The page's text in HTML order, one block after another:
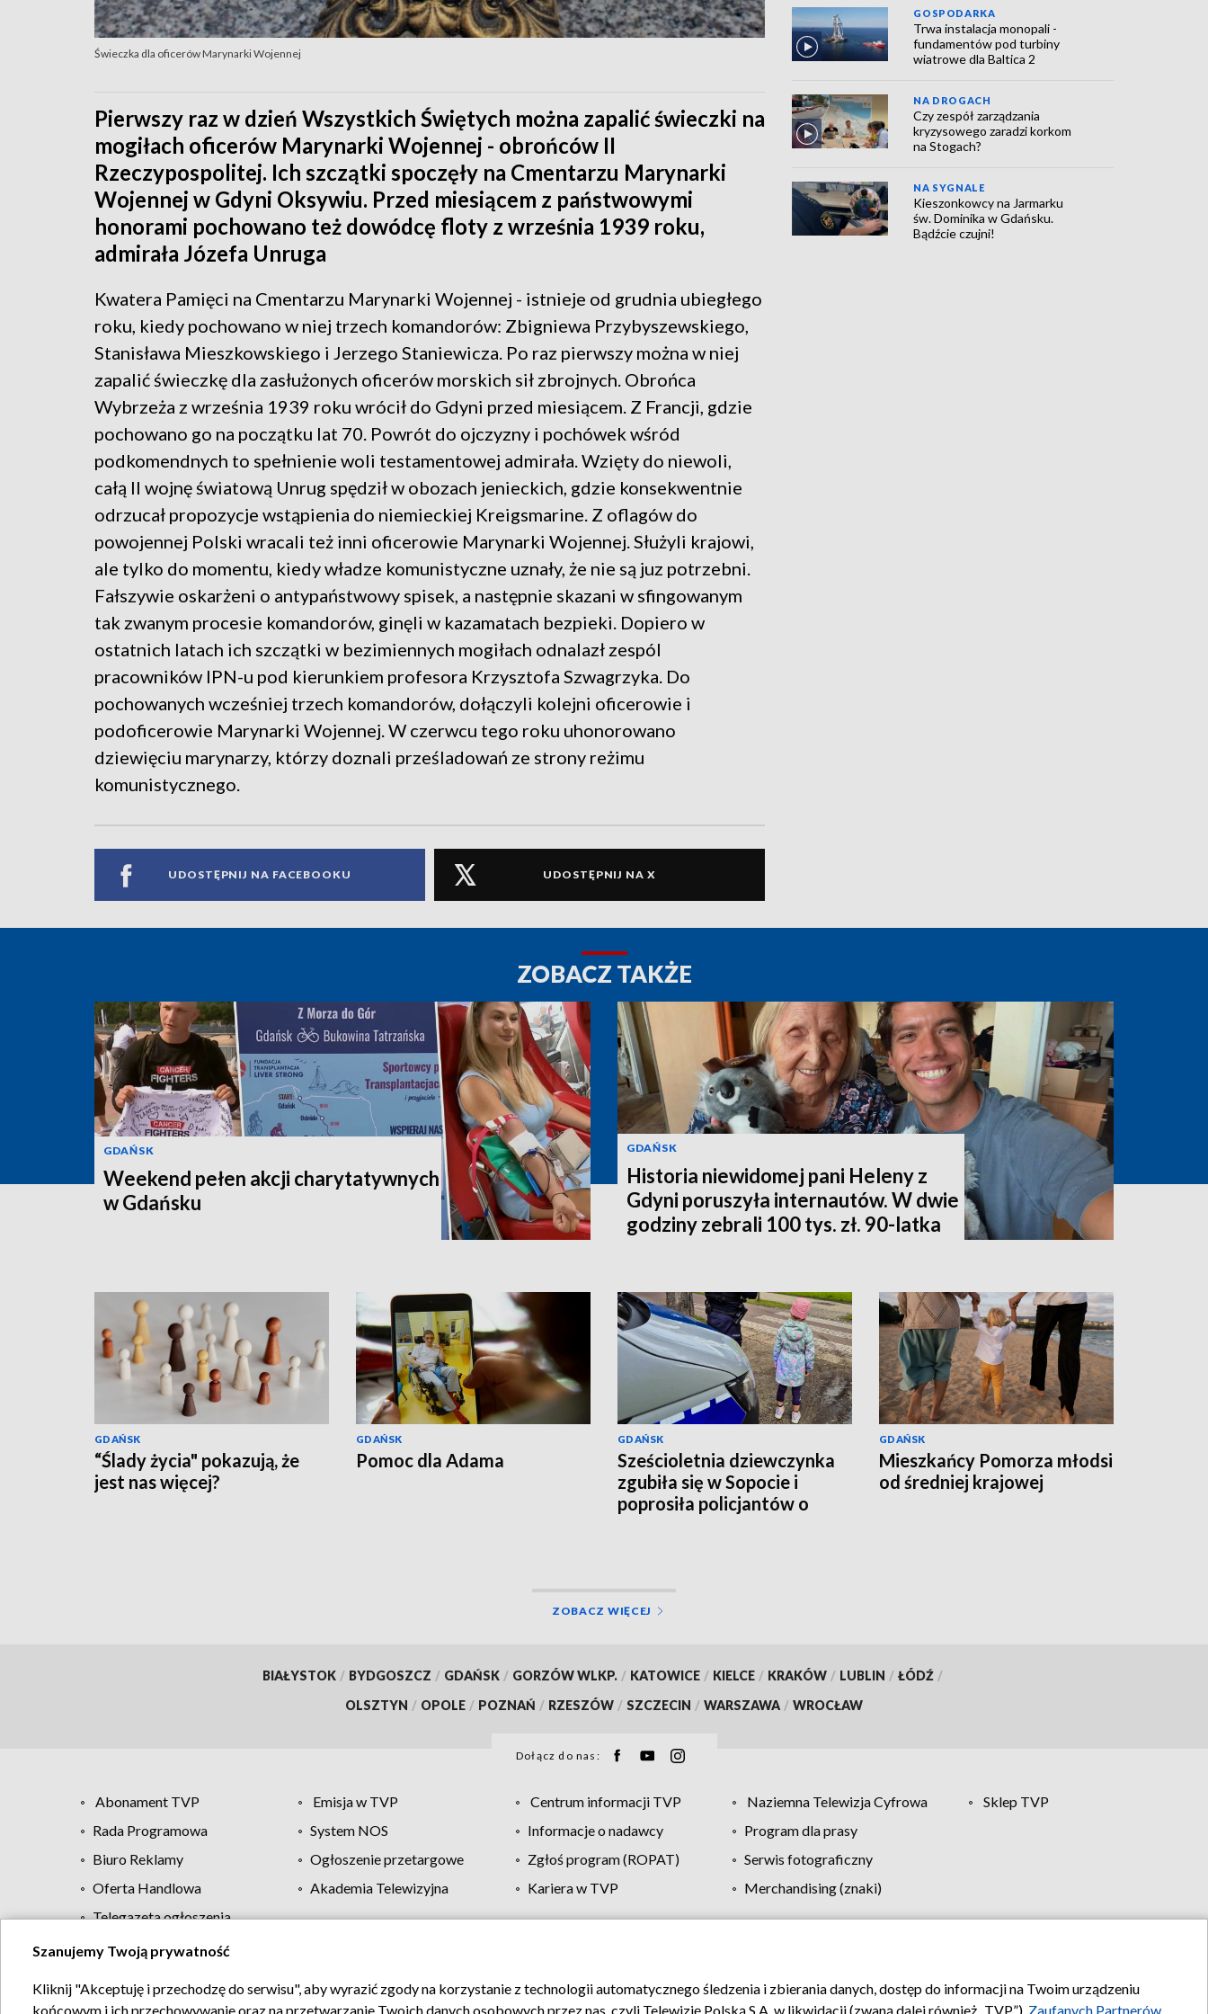
Świeczka dla oficerów Marynarki Wojennej
Pierwszy raz w dzień Wszystkich Świętych można zapalić świeczki na
mogiłach oficerów Marynarki Wojennej - obrońców II
Rzeczypospolitej. Ich szczątki spoczęły na Cmentarzu Marynarki
Wojennej w Gdyni Oksywiu. Przed miesiącem z państwowymi
honorami pochowano też dowódcę floty z września 1939 roku,
admirała Józefa Unruga
Kwatera Pamięci na Cmentarzu Marynarki Wojennej - istnieje od grudnia ubiegłego
roku, kiedy pochowano w niej trzech komandorów: Zbigniewa Przybyszewskiego,
Stanisława Mieszkowskiego i Jerzego Staniewicza. Po raz pierwszy można w niej
zapalić świeczkę dla zasłużonych oficerów morskich sił zbrojnych. Obrońca
Wybrzeża z września 1939 roku wrócił do Gdyni przed miesiącem. Z Francji, gdzie
pochowano go na początku lat 70. Powrót do ojczyzny i pochówek wśród
podkomendnych to spełnienie woli testamentowej admirała. Wzięty do niewoli,
całą II wojnę światową Unrug spędził w obozach jenieckich, gdzie konsekwentnie
odrzucał propozycje wstąpienia do niemieckiej Kreigsmarine. Z oflagów do
powojennej Polski wracali też inni oficerowie Marynarki Wojennej. Służyli krajowi,
ale tylko do momentu, kiedy władze komunistyczne uznały, że nie są juz potrzebni.
Fałszywie oskarżeni o antypaństwowy spisek, a następnie skazani w sfingowanym
tak zwanym procesie komandorów, ginęli w kazamatach bezpieki. Dopiero w
ostatnich latach ich szczątki w bezimiennych mogiłach odnalazł zespól
pracowników IPN-u pod kierunkiem profesora Krzysztofa Szwagrzyka. Do
pochowanych wcześniej trzech komandorów, dołączyli kolejni oficerowie i
podoficerowie Marynarki Wojennej. W czerwcu tego roku uhonorowano
dziewięciu marynarzy, którzy doznali prześladowań ze strony reżimu
komunistycznego.
UDOSTĘPNIJ NA FACEBOOKU UDOSTĘPNIJ NA X
GOSPODARKA
Trwa instalacja monopali -
fundamentów pod turbiny
wiatrowe dla Baltica 2
NA DROGACH
Czy zespół zarządzania
kryzysowego zaradzi korkom
na Stogach?
NA SYGNALE
Kieszonkowcy na Jarmarku
św. Dominika w Gdańsku.
Bądźcie czujni!
ZOBACZ TAKŻE
GDAŃSK
Weekend pełen akcji charytatywnych
w Gdańsku
GDAŃSK
Historia niewidomej pani Heleny z
Gdyni poruszyła internautów. W dwie
godziny zebrali 100 tys. zł. 90-latka
GDAŃSK
“Ślady życia" pokazują, że
jest nas więcej?
GDAŃSK
Pomoc dla Adama
GDAŃSK
Sześcioletnia dziewczynka
zgubiła się w Sopocie i
poprosiła policjantów o
GDAŃSK
Mieszkańcy Pomorza młodsi
od średniej krajowej
ZOBACZ WIĘCEJ
BIAŁYSTOK / BYDGOSZCZ / GDAŃSK / GORZÓW WLKP. / KATOWICE / KIELCE / KRAKÓW / LUBLIN / ŁÓDŹ /
OLSZTYN / OPOLE / POZNAŃ / RZESZÓW / SZCZECIN / WARSZAWA / WROCŁAW
Dołącz do nas:
Abonament TVP Emisja w TVP Centrum informacji TVP Naziemna Telewizja Cyfrowa
Sklep TVP
Rada Programowa
System NOS Informacje o nadawcy
Program dla prasy
Biuro Reklamy
Ogłoszenie przetargowe Zgłoś program (ROPAT)
Serwis fotograficzny
Oferta Handlowa
Akademia Telewizyjna Kariera w TVP
Merchandising (znaki)
Telegazeta ogłoszenia
Regulamin TVP Polityka prywatności Moje zgody Pomoc Biuro reklamy Kontakt
Szanujemy Twoją prywatność
Kliknij "Akceptuję i przechodzę do serwisu", aby wyrazić zgody na korzystanie z technologii automatycznego śledzenia i zbierania danych, dostęp do informacji na Twoim urządzeniu
końcowym i ich przechowywanie oraz na przetwarzanie Twoich danych osobowych przez nas, czyli Telewizję Polską S.A. w likwidacji (zwaną dalej również „TVP”), Zaufanych Partnerów